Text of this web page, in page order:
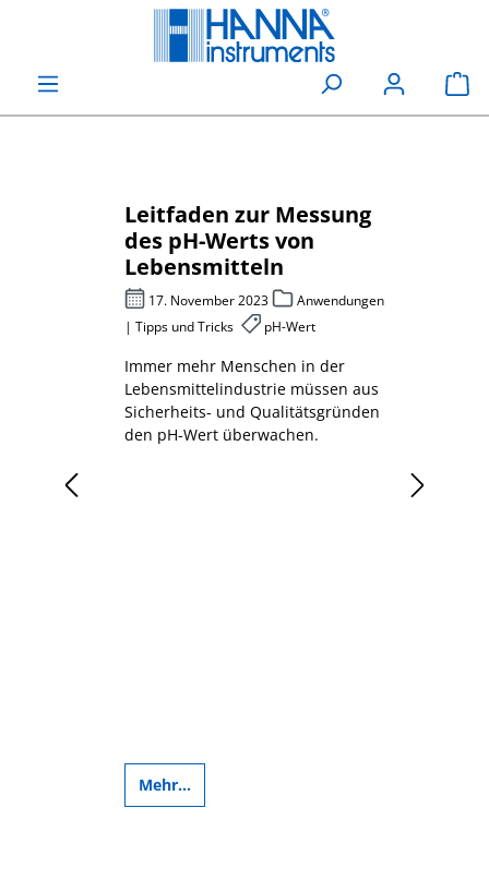
Leitfaden zur Messung
des pH-Werts von
Lebensmitteln
17. November 2023
Anwendungen
| Tipps und Tricks
pH-Wert
Immer mehr Menschen in der
Lebensmittelindustrie müssen aus
Sicherheits- und Qualitätsgründen
den pH-Wert überwachen.
Mehr...